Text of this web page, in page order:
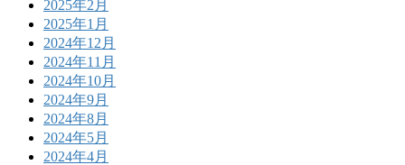
2025年2月
2025年1月
2024年12月
2024年11月
2024年10月
2024年9月
2024年8月
2024年5月
2024年4月